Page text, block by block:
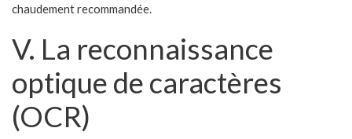
chaudement recommandée.
V. La reconnaissance
optique de caractères
(OCR)